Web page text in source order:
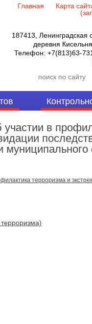
Главная Карта
187413, Ленинградская
деревня
Телефон: +7(813)63-
в
муниципального
терроризма и